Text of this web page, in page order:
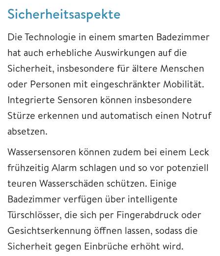
Sicherheitsaspekte
Die Technologie in einem smarten Badezimmer
hat auch erhebliche Auswirkungen auf die
Sicherheit, insbesondere für ältere Menschen
oder Personen mit eingeschränkter Mobilität.
Integrierte Sensoren können insbesondere
Stürze erkennen und automatisch einen Notruf
absetzen.
Wassersensoren können zudem bei einem Leck
frühzeitig Alarm schlagen und so vor potenziell
teuren Wasserschäden schützen. Einige
Badezimmer verfügen über intelligente
Türschlösser, die sich per Fingerabdruck oder
Gesichtserkennung öffnen lassen, sodass die
Sicherheit gegen Einbrüche erhöht wird.